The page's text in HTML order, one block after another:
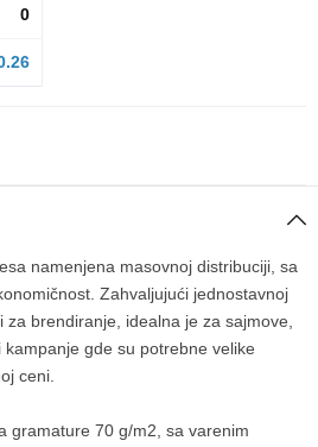
0
namenjena masovnoj distribuciji, sa
Zahvaljujući jednostavnoj
brendiranje, idealna je za sajmove,
gde su potrebne velike
ceni.
gramature 70 g/m2, sa varenim